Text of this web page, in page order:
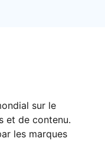
sur le
et de contenu.
les marques